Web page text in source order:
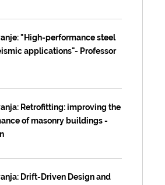
"High-performance steel
applications"- Professor
Retrofitting: improving the
of masonry buildings -
Drift-Driven Design and